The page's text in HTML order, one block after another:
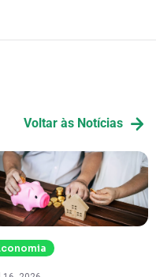
Voltar às Notícias